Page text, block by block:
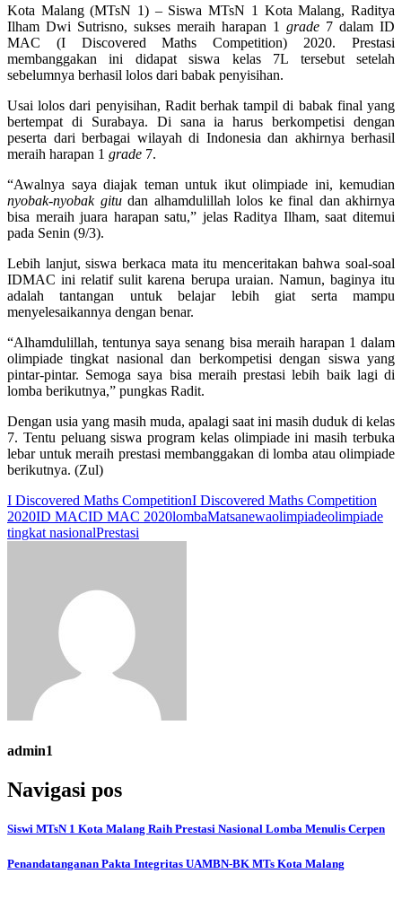
Kota Malang (MTsN 1) – Siswa MTsN 1 Kota Malang, Raditya
Ilham Dwi Sutrisno, sukses meraih harapan 1 grade 7 dalam ID
MAC (I Discovered Maths Competition) 2020. Prestasi
membanggakan ini didapat siswa kelas 7L tersebut setelah
sebelumnya berhasil lolos dari babak penyisihan.
Usai lolos dari penyisihan, Radit berhak tampil di babak final yang
bertempat di Surabaya. Di sana ia harus berkompetisi dengan
peserta dari berbagai wilayah di Indonesia dan akhirnya berhasil
meraih harapan 1 grade 7.
“Awalnya saya diajak teman untuk ikut olimpiade ini, kemudian
nyobak-nyobak gitudan alhamdulillah lolos ke final dan akhirnya
bisa meraih juara harapan satu,” jelas Raditya Ilham, saat ditemui
pada Senin (9/3).
Lebih lanjut, siswa berkaca mata itu menceritakan bahwa soal-soal
IDMAC ini relatif sulit karena berupa uraian. Namun, baginya itu
adalah tantangan untuk belajar lebih giat serta mampu
menyelesaikannya dengan benar.
“Alhamdulillah, tentunya saya senang bisa meraih harapan 1 dalam
olimpiade tingkat nasional dan berkompetisi dengan siswa yang
pintar-pintar. Semoga saya bisa meraih prestasi lebih baik lagi di
lomba berikutnya,” pungkas Radit.
Dengan usia yang masih muda, apalagi saat ini masih duduk di kelas
7. Tentu peluang siswa program kelas olimpiade ini masih terbuka
lebar untuk meraih prestasi membanggakan di lomba atau olimpiade
berikutnya. (Zul)
I Discovered Maths CompetitionI Discovered Maths Competition
2020ID MACID MAC 2020lombaMatsanewaolimpiadeolimpiade
tingkat nasionalPrestasi
admin1
Navigasi pos
Siswi MTsN 1 Kota Malang Raih Prestasi Nasional Lomba Menulis Cerpen
Penandatanganan Pakta Integritas UAMBN-BK MTs Kota Malang